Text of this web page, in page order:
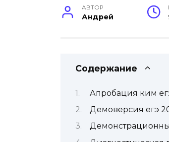
АВТОР
Андрей
Содержание
Апробация ким
Демоверсия егэ